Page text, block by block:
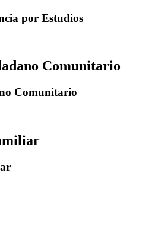
por Estudios
Comunitario
Comunitario